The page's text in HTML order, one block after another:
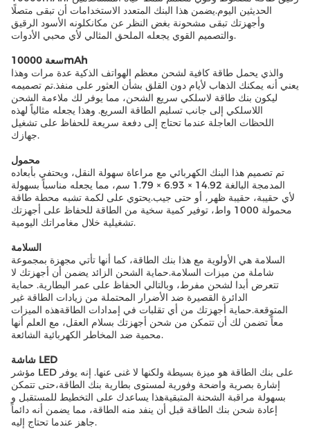
الحديثين اليوم.يضمن هذا البنك المتعدد الاستخدامات أن تبقى متصلًا
وأجهزتك تبقى مشحونة بغض النظر عن مكانكلونه الأسود الرقيق
والتصميم القوي يجعله الملحق المثالي لأي محبي الأدوات.
سعة 10000mAh
والذي يحمل طاقة كافية لشحن معظم الهواتف الذكية عدة مرات وهذا
يعني أنه يمكنك الذهاب لأيام دون القلق بشأن العثور على منفذ.تم تصميمه
ليكون بنك طاقة لاسلكي سريع الشحن، مما يوفر لك ملاءمة الشحن
اللاسلكي إلى جانب تسليم الطاقة السريع. وهذا يجعله مثالياً لهذه
اللحظات العاجلة عندما تحتاج إلى دفعة سريعة للحفاظ على تشغيل
جهازك.
محمول
تم تصميم هذا البنك الكهربائي مع مراعاة سهولة النقل، ويحتفي بأبعاده
المدمجة البالغة 14.92 × 6.93 × 1.79 سم، مما يجعله مناسباً بسهولة
لأي حقيبة، حقيبة ظهر، أو حتى جيب.يحتوي على لكمة تشبه محطة طاقة
محمولة 1000 واط، توفير كمية سخية من الطاقة للحفاظ على أجهزتك
تشغيلية خلال مغامراتك اليومية.
السلامة
السلامة هي الأولوية مع هذا بنك الطاقة، كما أنها تأتي مجهزة بمجموعة
شاملة من ميزات السلامة.حماية الشحن الزائد يضمن أن أجهزتك لا
تتعرض أبدا لشحن مفرط، وبالتالي الحفاظ على عمر البطارية. حماية
الدائرة القصيرة ضد الأضرار المحتملة من زيادات الطاقة غير
المتوقعة.حماية أجهزتك من أي تقلبات في إمدادات الطاقةهذه الميزات
معاً تضمن لك أن تتمكن من شحن أجهزتك بسلام العقل، مع العلم أنها
محمية ضد المخاطر الكهربائية الشائعة.
شاشة LED
مؤشر LED على بنك الطاقة هو ميزة بسيطة ولكنها لا غنى عنها. إنه يوفر
إشارة بصرية واضحة وفورية لمستوى بطارية بنك الطاقة،حتى تتمكن
بسهولة مراقبة الشحنة المتبقيةهذا يساعدك على التخطيط للمستقبل و
إعادة شحن بنك الطاقة قبل أن ينفد منه الطاقة، مما يضمن أنه دائماً
جاهز عندما تحتاج إليه.